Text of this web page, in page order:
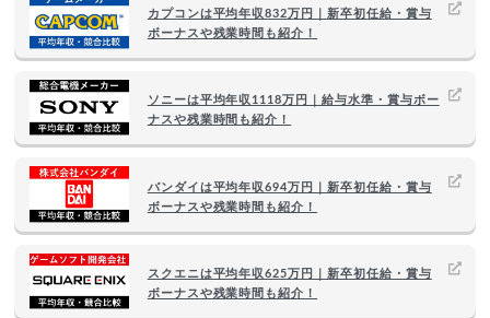
カプコンは平均年収832万円｜新卒初任給・賞与
ボーナスや残業時間も紹介！
ソニーは平均年収1118万円｜給与水準・賞与ボー
ナスや残業時間も紹介！
バンダイは平均年収694万円｜新卒初任給・賞与
ボーナスや残業時間も紹介！
スクエニは平均年収625万円｜新卒初任給・賞与
ボーナスや残業時間も紹介！